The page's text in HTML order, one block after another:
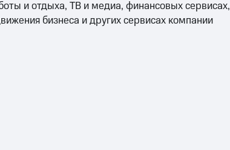
и отдыха, ТВ и медиа, финансовых сервисах,
бизнеса и других сервисах компании